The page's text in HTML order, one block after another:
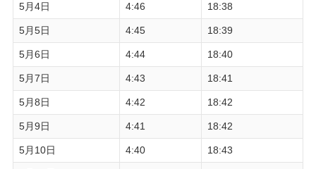
5月4日 4:46 18:38
5月5日 4:45 18:39
5月6日 4:44 18:40
5月7日 4:43 18:41
5月8日 4:42 18:42
5月9日 4:41 18:42
5月10日 4:40 18:43